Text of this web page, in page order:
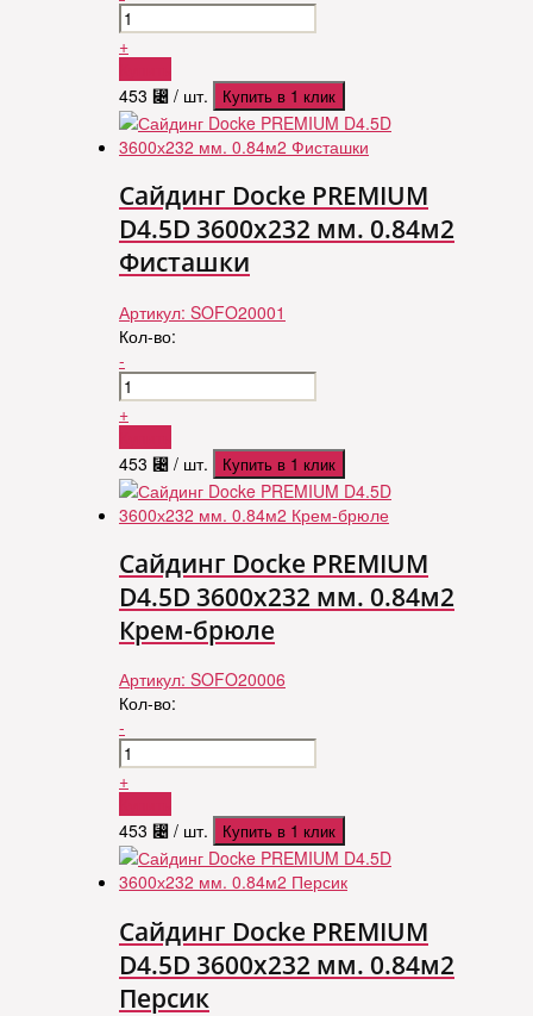
+
453 ⃄ / шт. Купить в 1 клик
Сайдинг Docke PREMIUM
D4.5D 3600х232 мм. 0.84м2
Фисташки
Артикул: SOFO20001
Кол-во:
-
+
453 ⃄ / шт. Купить в 1 клик
Сайдинг Docke PREMIUM
D4.5D 3600х232 мм. 0.84м2
Крем-брюле
Артикул: SOFO20006
Кол-во:
-
+
453 ⃄ / шт. Купить в 1 клик
Сайдинг Docke PREMIUM
D4.5D 3600х232 мм. 0.84м2
Персик